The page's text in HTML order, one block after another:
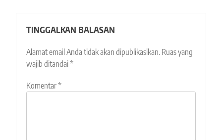
TINGGALKAN BALASAN
Alamat email Anda tidak akan dipublikasikan. Ruas yang
wajib ditandai*
Komentar*